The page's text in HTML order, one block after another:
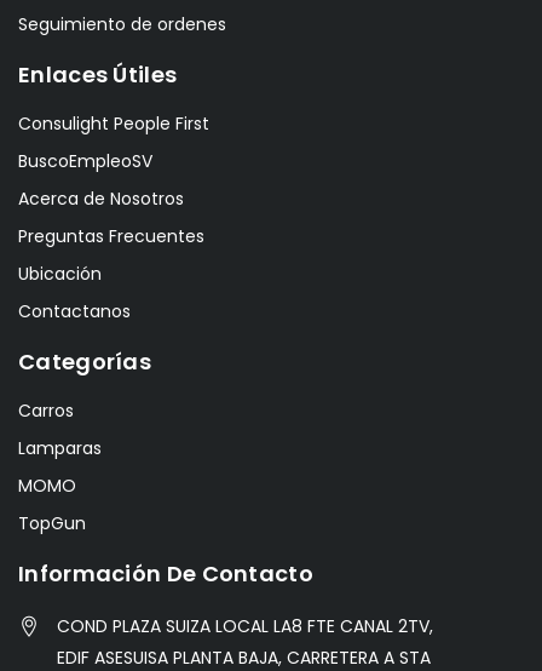
Seguimiento de ordenes
Enlaces Útiles
Consulight People First
BuscoEmpleoSV
Acerca de Nosotros
Preguntas Frecuentes
Ubicación
Contactanos
Categorías
Carros
Lamparas
MOMO
TopGun
Información De Contacto
COND PLAZA SUIZA LOCAL LA8 FTE CANAL 2TV,
EDIF ASESUISA PLANTA BAJA, CARRETERA A STA